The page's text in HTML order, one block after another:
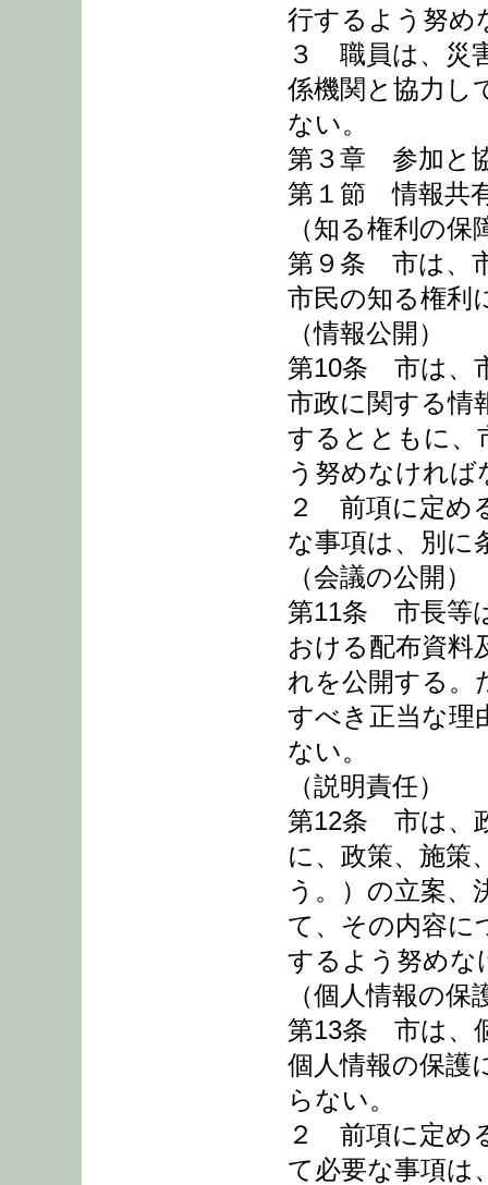
行するよう努め
３ 職員は、災
係機関と協力し
ない。
第３章 参加と
第１節 情報共
（知る権利の保
第９条 市は、
市民の知る権利
（情報公開）
第10条 市は、
市政に関する情
するとともに、
う努めなければ
２ 前項に定め
な事項は、別に
（会議の公開）
第11条 市長等
おける配布資料
れを公開する。
すべき正当な理
ない。
（説明責任）
第12条 市は、
に、政策、施策
う。）の立案、
て、その内容に
するよう努めな
（個人情報の保
第13条 市は、
個人情報の保護
らない。
２ 前項に定め
て必要な事項は